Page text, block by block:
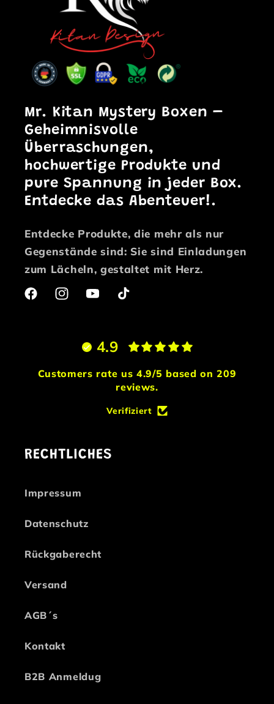
Mr. Kitan Mystery Boxen –
Geheimnisvolle
Überraschungen,
hochwertige Produkte und
pure Spannung in jeder Box.
Entdecke das Abenteuer!.
Entdecke Produkte, die mehr als nur
Gegenstände sind: Sie sind Einladungen
zum Lächeln, gestaltet mit Herz.
FacebookInstagramYouTubeTikTok
4.9
Customers rate us 4.9/5 based on 209
reviews.
Verifiziert
RECHTLICHES
Impressum
Datenschutz
Rückgaberecht
Versand
AGB´s
Kontakt
B2B Anmeldug